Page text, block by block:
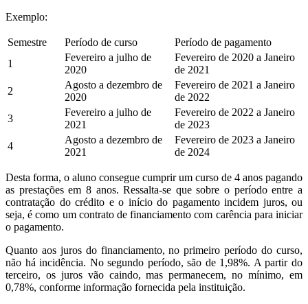
Exemplo:
Semestre Período de curso
Período de pagamento
1
Fevereiro a julho de
2020
Fevereiro de 2020 a Janeiro
de 2021
2
Agosto a dezembro de
2020
Fevereiro de 2021 a Janeiro
de 2022
3
Fevereiro a julho de
2021
Fevereiro de 2022 a Janeiro
de 2023
4
Agosto a dezembro de
2021
Fevereiro de 2023 a Janeiro
de 2024
Desta forma, o aluno consegue cumprir um curso de 4 anos pagando
as prestações em 8 anos. Ressalta-se que sobre o período entre a
contratação do crédito e o início do pagamento incidem juros, ou
seja, é como um contrato de financiamento com carência para iniciar
o pagamento.
Quanto aos juros do financiamento, no primeiro período do curso,
não há incidência. No segundo período, são de 1,98%. A partir do
terceiro, os juros vão caindo, mas permanecem, no mínimo, em
0,78%, conforme informação fornecida pela instituição.